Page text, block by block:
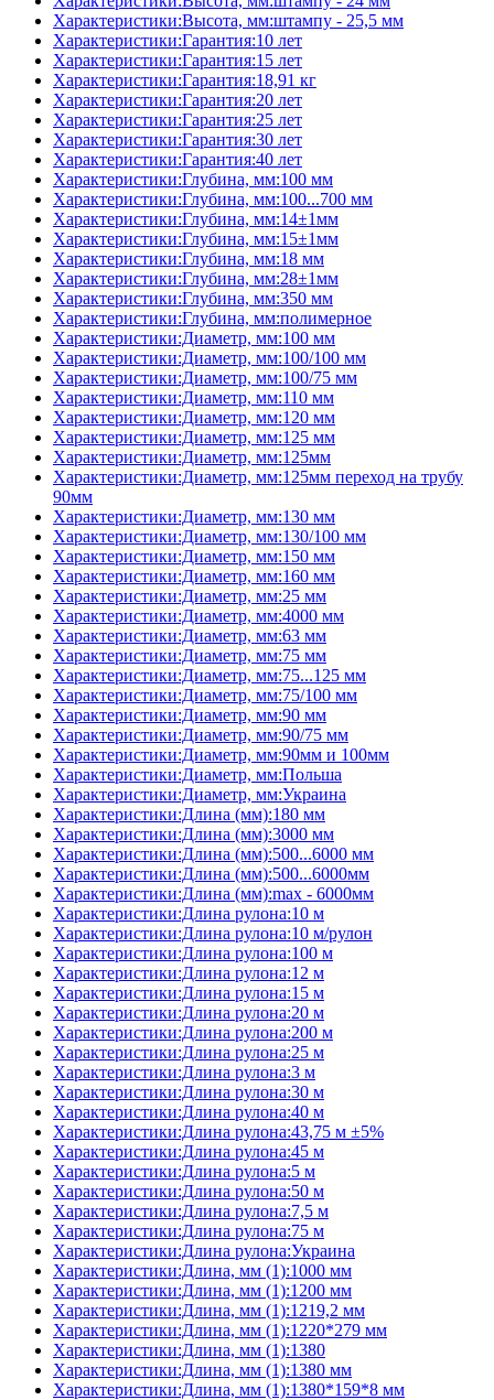
Характеристики:Высота, мм:штампу - 25,5 мм
Характеристики:Гарантия:10 лет
Характеристики:Гарантия:15 лет
Характеристики:Гарантия:18,91 кг
Характеристики:Гарантия:20 лет
Характеристики:Гарантия:25 лет
Характеристики:Гарантия:30 лет
Характеристики:Гарантия:40 лет
Характеристики:Глубина, мм:100 мм
Характеристики:Глубина, мм:100...700 мм
Характеристики:Глубина, мм:14±1мм
Характеристики:Глубина, мм:15±1мм
Характеристики:Глубина, мм:18 мм
Характеристики:Глубина, мм:28±1мм
Характеристики:Глубина, мм:350 мм
Характеристики:Глубина, мм:полимерное
Характеристики:Диаметр, мм:100 мм
Характеристики:Диаметр, мм:100/100 мм
Характеристики:Диаметр, мм:100/75 мм
Характеристики:Диаметр, мм:110 мм
Характеристики:Диаметр, мм:120 мм
Характеристики:Диаметр, мм:125 мм
Характеристики:Диаметр, мм:125мм
Характеристики:Диаметр, мм:125мм переход на трубу
90мм
Характеристики:Диаметр, мм:130 мм
Характеристики:Диаметр, мм:130/100 мм
Характеристики:Диаметр, мм:150 мм
Характеристики:Диаметр, мм:160 мм
Характеристики:Диаметр, мм:25 мм
Характеристики:Диаметр, мм:4000 мм
Характеристики:Диаметр, мм:63 мм
Характеристики:Диаметр, мм:75 мм
Характеристики:Диаметр, мм:75...125 мм
Характеристики:Диаметр, мм:75/100 мм
Характеристики:Диаметр, мм:90 мм
Характеристики:Диаметр, мм:90/75 мм
Характеристики:Диаметр, мм:90мм и 100мм
Характеристики:Диаметр, мм:Польша
Характеристики:Диаметр, мм:Украина
Характеристики:Длина (мм):180 мм
Характеристики:Длина (мм):3000 мм
Характеристики:Длина (мм):500...6000 мм
Характеристики:Длина (мм):500...6000мм
Характеристики:Длина (мм):max - 6000мм
Характеристики:Длина рулона:10 м
Характеристики:Длина рулона:10 м/рулон
Характеристики:Длина рулона:100 м
Характеристики:Длина рулона:12 м
Характеристики:Длина рулона:15 м
Характеристики:Длина рулона:20 м
Характеристики:Длина рулона:200 м
Характеристики:Длина рулона:25 м
Характеристики:Длина рулона:3 м
Характеристики:Длина рулона:30 м
Характеристики:Длина рулона:40 м
Характеристики:Длина рулона:43,75 м ±5%
Характеристики:Длина рулона:45 м
Характеристики:Длина рулона:5 м
Характеристики:Длина рулона:50 м
Характеристики:Длина рулона:7,5 м
Характеристики:Длина рулона:75 м
Характеристики:Длина рулона:Украина
Характеристики:Длина, мм (1):1000 мм
Характеристики:Длина, мм (1):1200 мм
Характеристики:Длина, мм (1):1219,2 мм
Характеристики:Длина, мм (1):1220*279 мм
Характеристики:Длина, мм (1):1380
Характеристики:Длина, мм (1):1380 мм
Характеристики:Длина, мм (1):1380*159*8 мм